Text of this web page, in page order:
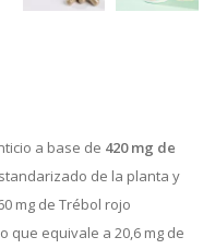
a base de 420 mg de
de la planta y
mg de Trébol rojo
que equivale a 20,6 mg de